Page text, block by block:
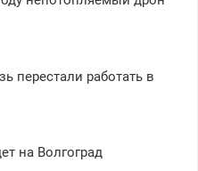
перестали работать в
на Волгоград